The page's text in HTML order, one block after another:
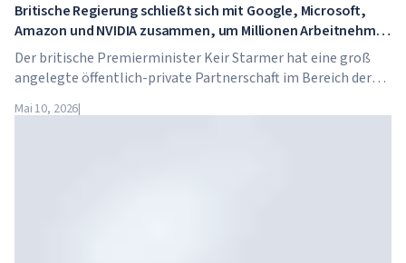
Britische Regierung schließt sich mit Google, Microsoft,
Amazon und NVIDIA zusammen, um Millionen Arbeitnehmer
in KI-Kompetenzen zu schulen
Der britische Premierminister Keir Starmer hat eine groß
angelegte öffentlich-private Partnerschaft im Bereich der
Amazon und NVIDIA starten gemeinsam mit der Regierung
Mai 10, 2026|